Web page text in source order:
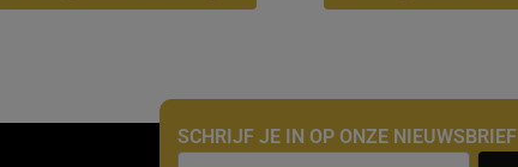
SCHRIJF JE IN OP ONZE NIEUWSBRIEF